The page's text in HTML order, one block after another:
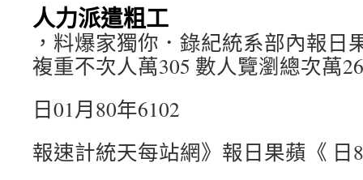
人力派遣粗工
，料爆家獨你．錄紀統系部內報日
複重不次人萬305 數人覽瀏總次萬
日01月80年6102
報速計統天每站網》報日果蘋《 日